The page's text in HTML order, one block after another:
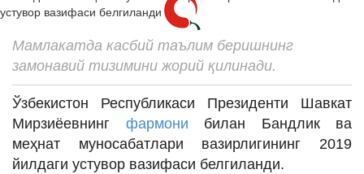
ИНТЕРВЬЮ
ЛОЙИҲАЛАР
Таҳлил
Мамлакатда касбий таълим беришнинг
замонавий тизимини жорий қилинади.
Ўзбекистон Республикаси Президенти Шавкат
Мирзиёевнинг фармони билан Бандлик ва
меҳнат муносабатлари вазирлигининг 2019
йилдаги устувор вазифаси белгиланди.